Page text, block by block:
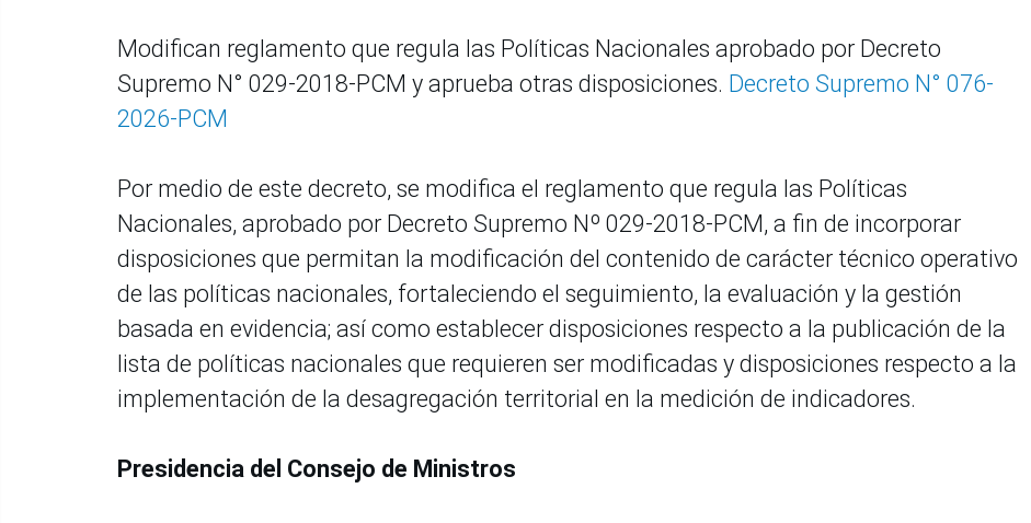
Modifican reglamento que regula las Políticas Nacionales aprobado por Decreto
Supremo N° 029-2018-PCM y aprueba otras disposiciones. Decreto Supremo N° 076-
2026-PCM
Por medio de este decreto, se modifica el reglamento que regula las Políticas
Nacionales, aprobado por Decreto Supremo Nº 029-2018-PCM, a fin de incorporar
disposiciones que permitan la modificación del contenido de carácter técnico operativo
de las políticas nacionales, fortaleciendo el seguimiento, la evaluación y la gestión
basada en evidencia; así como establecer disposiciones respecto a la publicación de la
lista de políticas nacionales que requieren ser modificadas y disposiciones respecto a la
implementación de la desagregación territorial en la medición de indicadores.
Presidencia del Consejo de Ministros